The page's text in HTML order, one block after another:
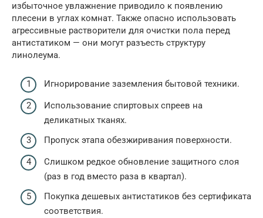
избыточное увлажнение приводило к появлению
плесени в углах комнат. Также опасно использовать
агрессивные растворители для очистки пола перед
антистатиком — они могут разъесть структуру
линолеума.
Игнорирование заземления бытовой техники.
Использование спиртовых спреев на
деликатных тканях.
Пропуск этапа обезжиривания поверхности.
Слишком редкое обновление защитного слоя
(раз в год вместо раза в квартал).
Покупка дешевых антистатиков без сертификата
соответствия.